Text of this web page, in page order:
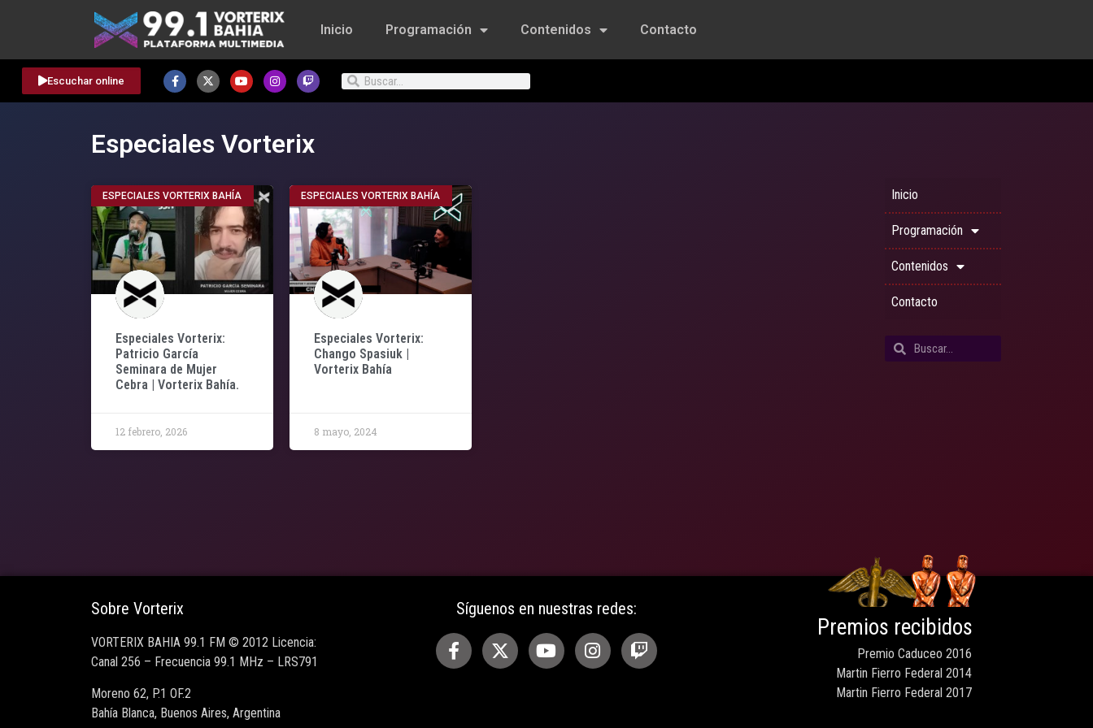
Inicio Programación Contenidos Contacto
Escuchar online
Especiales Vorterix
ESPECIALES VORTERIX BAHÍA
Especiales Vorterix:
Patricio García
Seminara de Mujer
Cebra | Vorterix Bahía.
12 febrero, 2026
ESPECIALES VORTERIX BAHÍA
Especiales Vorterix:
Chango Spasiuk |
Vorterix Bahía
8 mayo, 2024
Inicio
Programación
Contenidos
Contacto
Sobre Vorterix
VORTERIX BAHIA 99.1 FM © 2012 Licencia:
Canal 256 – Frecuencia 99.1 MHz – LRS791
Moreno 62, P.1 OF.2
Bahía Blanca, Buenos Aires, Argentina
Síguenos en nuestras redes:
Premios recibidos
Premio Caduceo 2016
Martin Fierro Federal 2014
Martin Fierro Federal 2017